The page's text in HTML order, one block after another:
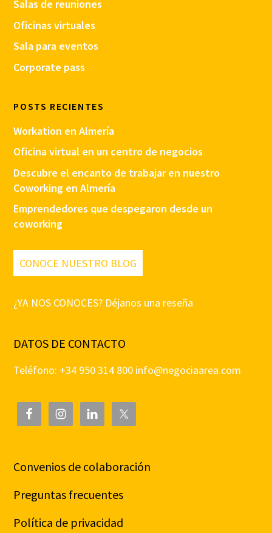
Salas de reuniones
Oficinas virtuales
Sala para eventos
Corporate pass
POSTS RECIENTES
Workation en Almería
Oficina virtual en un centro de negocios
Descubre el encanto de trabajar en nuestro
Coworking en Almería
Emprendedores que despegaron desde un
coworking
CONOCE NUESTRO BLOG
¿YA NOS CONOCES? Déjanos una reseña
DATOS DE CONTACTO
Teléfono: +34 950 314 800 info@negociaarea.com
Convenios de colaboración
Preguntas frecuentes
Política de privacidad